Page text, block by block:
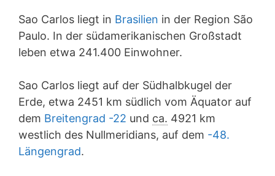
Sao Carlos liegt in Brasilien in der Region São
Paulo. In der südamerikanischen Großstadt
leben etwa 241.400 Einwohner.
Sao Carlos liegt auf der Südhalbkugel der
Erde, etwa 2451 km südlich vom Äquator auf
dem Breitengrad -22 und ca. 4921 km
westlich des Nullmeridians, auf dem -48.
Längengrad.